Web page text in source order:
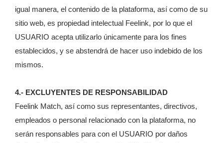
igual manera, el contenido de la plataforma, así como de su
sitio web, es propiedad intelectual Feelink, por lo que el
USUARIO acepta utilizarlo únicamente para los fines
establecidos, y se abstendrá de hacer uso indebido de los
mismos.
4.- EXCLUYENTES DE RESPONSABILIDAD
Feelink Match, así como sus representantes, directivos,
empleados o personal relacionado con la plataforma, no
serán responsables para con el USUARIO por daños